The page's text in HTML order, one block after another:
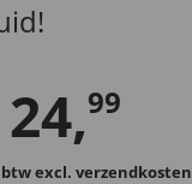
24,99
excl. verzendkosten